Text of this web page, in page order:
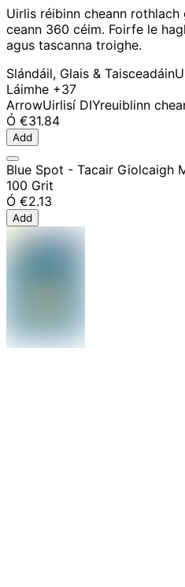
Uirlis réibinn cheann
ceann 360 céim. Foirfe le
agus tascanna troighe.
Slándáil, Glais & Taisceadáin
Láimhe +37
ArrowUirlisí DIYreuiblinn
Ó €31.84
Add
Blue Spot - Tacair Giolcaigh
100 Grit
Ó €2.13
Add